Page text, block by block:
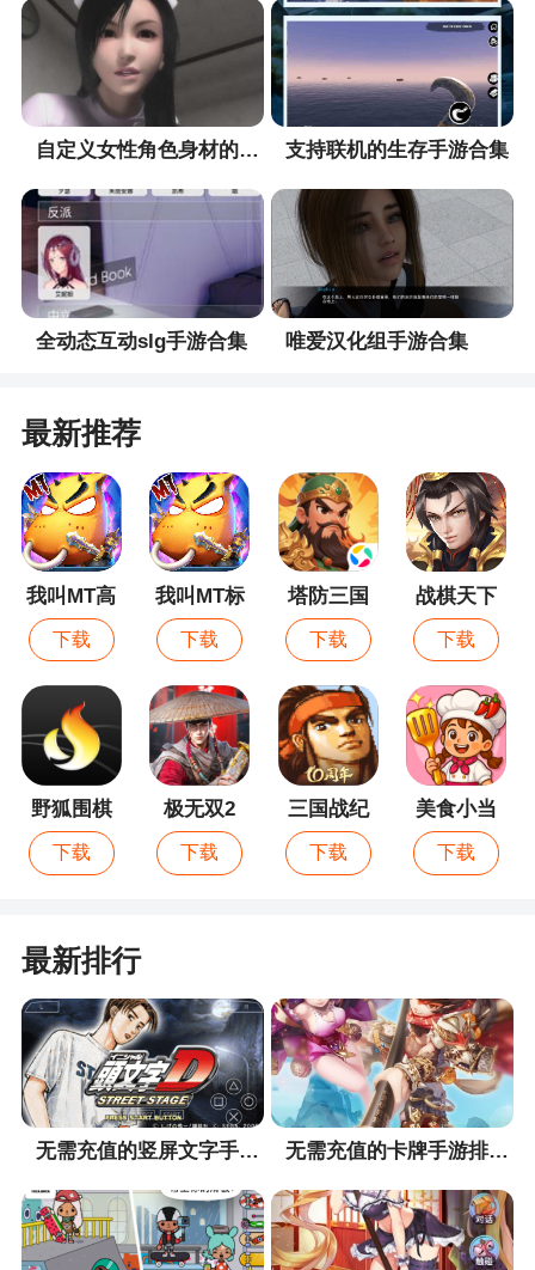
灭，所有的物品都是可以动手进行创造的，一个新
的世界在等待着你的开发，还能够和好友一起联机
哦
更新日志
1、新增角色交易所购买验证功能。
2、装备破损时无法进行合成强化。
3、人物称号使用和显示问题进行修复。
7、修复其他已知BUG。
自定义女性角色身材的手游合集 支持联机的生存手游合集
全动态互动slg手游合集 唯爱汉化组手游合集
最新推荐
我叫MT高
清版
下载
我叫MT标
准版
下载
塔防三国
志Ⅱ
下载
战棋天下
下载
野狐围棋
下载
极无双2
下载
三国战纪
下载
美食小当
家
下载
最新排行
无需充值的竖屏文字手游排行榜 无需充值的卡牌手游排行榜